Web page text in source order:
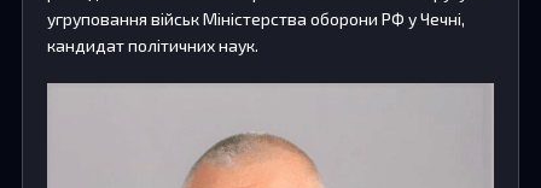
угруповання військ Міністерства оборони РФ у Чечні,
кандидат політичних наук.